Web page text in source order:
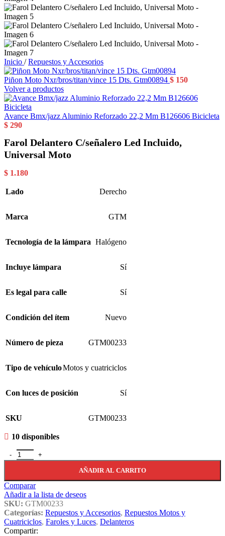
Inicio / Repuestos y Accesorios
Piñon Moto Nxr/bros/titan/vince 15 Dts. Gtm00894 $ 150
Volver a productos
Avance Bmx/jazz Aluminio Reforzado 22,2 Mm B126606 Bicicleta
$ 290
Farol Delantero C/señalero Led Incluido,
Universal Moto
$ 1.180
Lado Derecho
Marca GTM
Tecnología de la lámpara Halógeno
Incluye lámpara Sí
Es legal para calle Sí
Condición del ítem Nuevo
Número de pieza GTM00233
Tipo de vehículoMotos y cuatriciclos
Con luces de posición Sí
SKU GTM00233
10 disponibles
Farol Delantero C/señalero Led Incluido, Universal Moto cantidad
AÑADIR AL CARRITO
Comparar
Añadir a la lista de deseos
SKU: GTM00233
Categorías: Repuestos y Accesorios, Repuestos Motos y
Cuatriciclos, Faroles y Luces, Delanteros
Compartir: